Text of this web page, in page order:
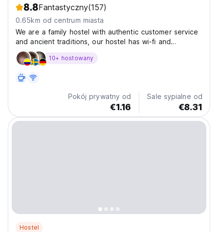
8.8Fantastyczny(157)
0.65km od centrum miasta
We are a family hostel with authentic customer service
and ancient traditions, our hostel has wi-fi and
extensive facilities and all rooms have interior and
exterior windows, garden, hammock area and living
facilities...
10+ hostowany
Pokój prywatny od
€1.16
Sale sypialne od
€8.31
Hostel